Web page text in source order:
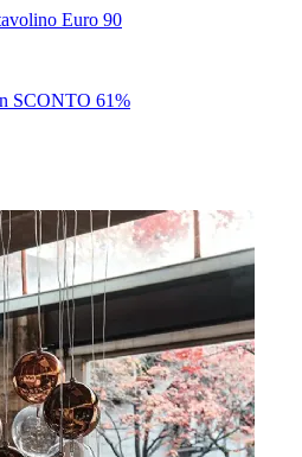
Euro 90
SCONTO 61%